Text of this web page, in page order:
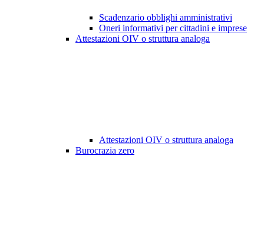
Scadenzario obblighi amministrativi
Oneri informativi per cittadini e imprese
Attestazioni OIV o struttura analoga
Attestazioni OIV o struttura analoga
Burocrazia zero